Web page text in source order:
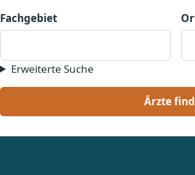
Fachgebiet
Erweiterte Suche
Ärzte